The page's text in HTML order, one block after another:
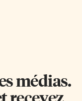
médias.